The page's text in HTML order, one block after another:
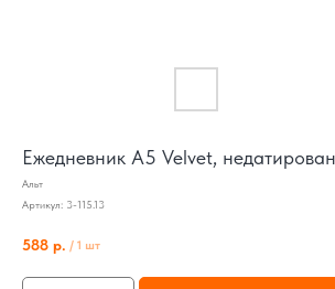
Ежедневник А5 Velvet,
Альт
Артикул: 3-115.13
588 р. / 1 шт